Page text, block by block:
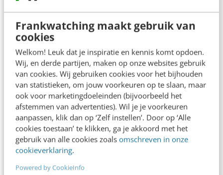
Frankwatching maakt gebruik van
cookies
Welkom! Leuk dat je inspiratie en kennis komt opdoen.
Wij, en derde partijen, maken op onze websites gebruik
van cookies. Wij gebruiken cookies voor het bijhouden
van statistieken, om jouw voorkeuren op te slaan, maar
ook voor marketingdoeleinden (bijvoorbeeld het
afstemmen van advertenties). Wil je je voorkeuren
aanpassen, klik dan op ‘Zelf instellen’. Door op ‘Alle
cookies toestaan’ te klikken, ga je akkoord met het
gebruik van alle cookies zoals omschreven in onze
cookieverklaring.
Powered by CookieInfo
5: Pinterest laat zien waar AI-search
écht naartoe gaat
AI draait allang niet meer alleen om content
maken. Steeds vaker gaat het om ontdekken,
zoeken en kopen. Pinterest laat met nieuwe AI-
ontwikkelingen zien waar online shopping
naartoe beweegt: minder zoeken op exacte